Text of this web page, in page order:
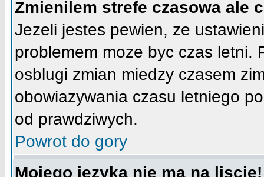
Zmienilem strefe czasowa ale
Jezeli jestes pewien, ze
problemem moze byc czas letni.
osblugi zmian miedzy czasem
obowiazywania czasu letniego
od prawdziwych.
Powrot do gory
Mojego jezyka nie ma na liscie!